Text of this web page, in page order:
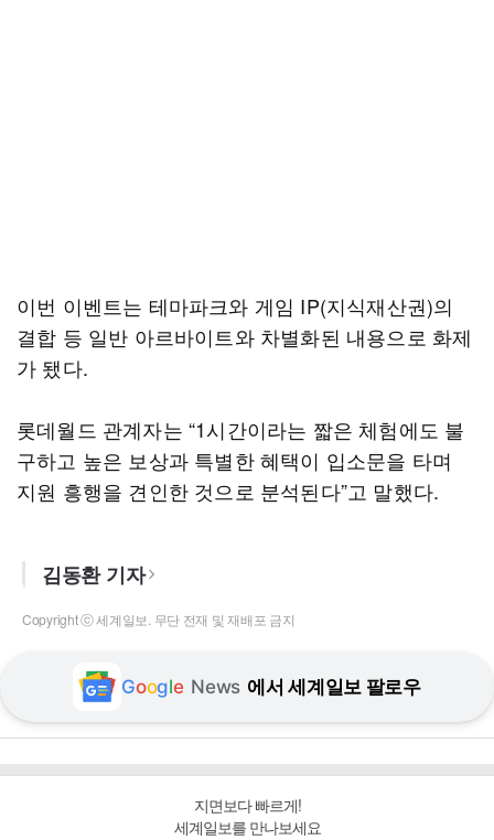
이번 이벤트는 테마파크와 게임 IP(지식재산권)의
결합 등 일반 아르바이트와 차별화된 내용으로 화제
가 됐다.
롯데월드 관계자는 “1시간이라는 짧은 체험에도 불
구하고 높은 보상과 특별한 혜택이 입소문을 타며
지원 흥행을 견인한 것으로 분석된다”고 말했다.
김동환 기자
Copyright ⓒ 세계일보. 무단 전재 및 재배포 금지
Google News 에서 세계일보 팔로우
지면보다 빠르게!
세계일보를 만나보세요